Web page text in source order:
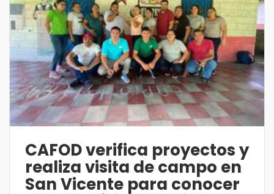
CAFOD verifica proyectos y
realiza visita de campo en
San Vicente para conocer